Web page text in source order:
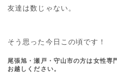
友達は数じゃない。
そう思った今日この頃です！
尾張旭・瀬戸・守山市の方は女性専
お越しください。